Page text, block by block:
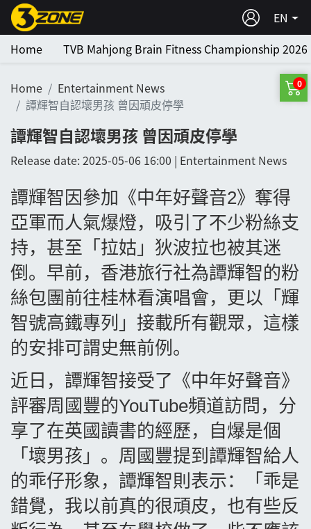
EN
Home
TVB Mahjong Brain Fitness Championship 2026
Home
Entertainment News
譚輝智自認壞男孩 曾因頑皮停學
譚輝智自認壞男孩 曾因頑皮停學
Release date: 2025-05-06 16:00 | Entertainment News
譚輝智因參加《中年好聲音2》奪得
亞軍而人氣爆燈，吸引了不少粉絲支
持，甚至「拉姑」狄波拉也被其迷
倒。早前，香港旅行社為譚輝智的粉
絲包團前往桂林看演唱會，更以「輝
智號高鐵專列」接載所有觀眾，這樣
的安排可謂史無前例。
近日，譚輝智接受了《中年好聲音》
評審周國豐的YouTube頻道訪問，分
享了在英國讀書的經歷，自爆是個
「壞男孩」。周國豐提到譚輝智給人
的乖仔形象，譚輝智則表示：「乖是
錯覺，我以前真的很頑皮，也有些反
0